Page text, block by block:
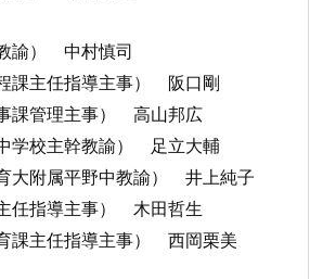
諭） 中村慎司
課主任指導主事） 阪口剛
課管理主事） 高山邦広
学校主幹教諭） 足立大輔
大附属平野中教諭） 井上純子
任指導主事） 木田哲生
課主任指導主事） 西岡栗美